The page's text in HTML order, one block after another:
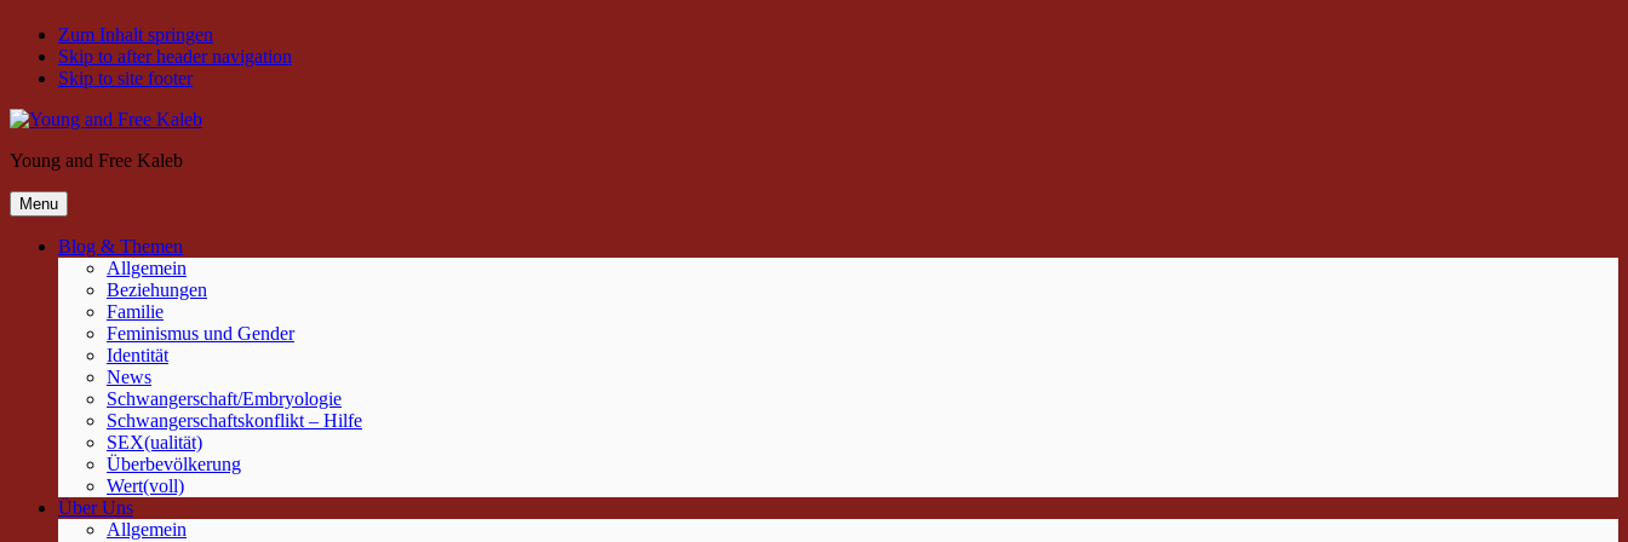
Zum Inhalt springen
Skip to after header navigation
Skip to site footer
Young and Free Kaleb
Menu
Blog & Themen
Allgemein
Beziehungen
Familie
Feminismus und Gender
Identität
News
Schwangerschaft/Embryologie
Schwangerschaftskonflikt – Hilfe
SEX(ualität)
Überbevölkerung
Wert(voll)
Über Uns
Allgemein